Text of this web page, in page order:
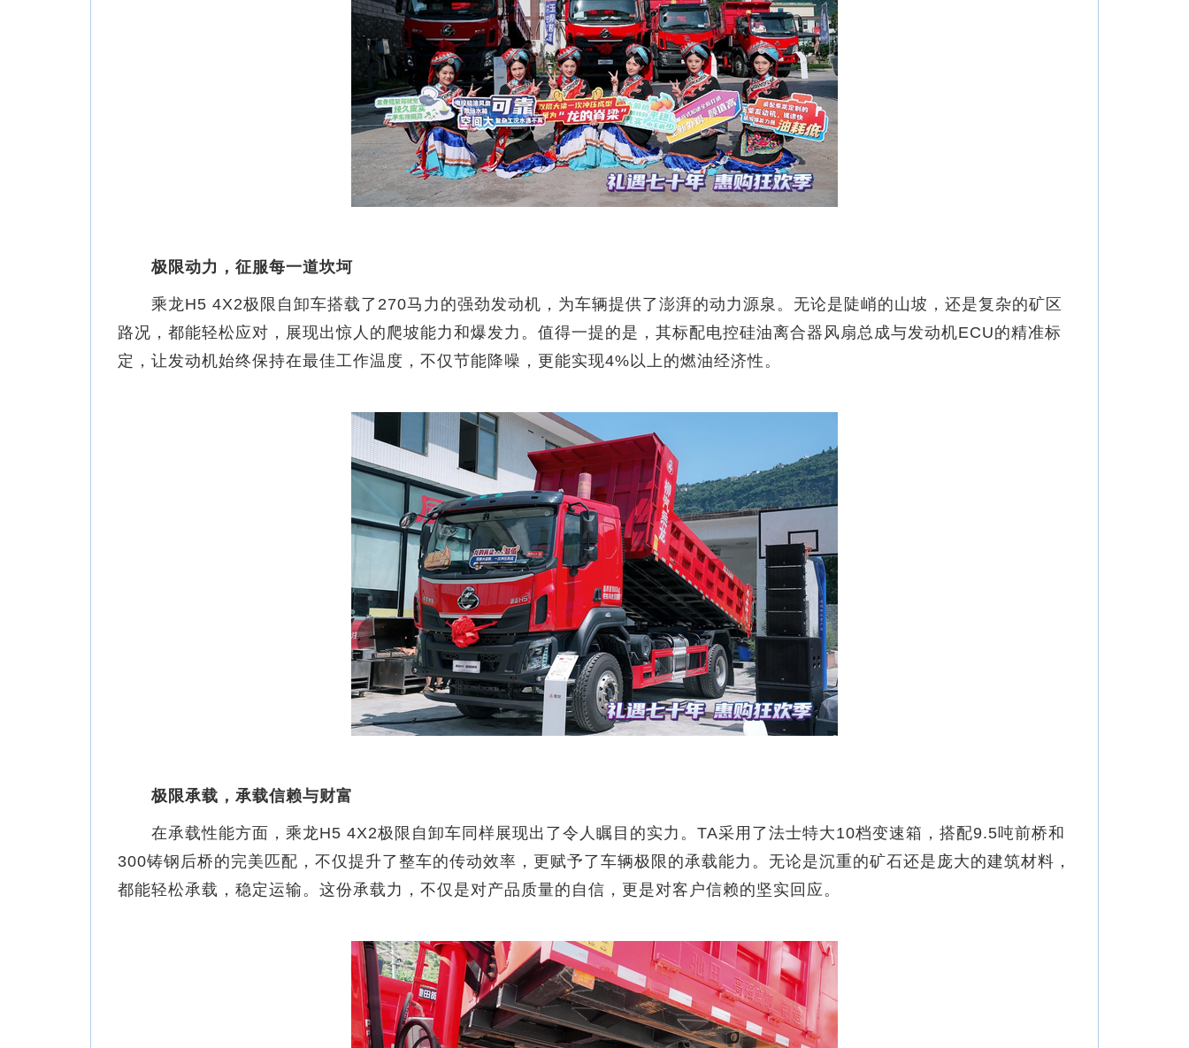
极限动力，征服每一道坎坷
乘龙H5 4X2极限自卸车搭载了270马力的强劲发动机，为车辆提供了澎湃的动力源泉。无论是陡峭的山坡，还是复杂的矿区
路况，都能轻松应对，展现出惊人的爬坡能力和爆发力。值得一提的是，其标配电控硅油离合器风扇总成与发动机ECU的精准标
定，让发动机始终保持在最佳工作温度，不仅节能降噪，更能实现4%以上的燃油经济性。
极限承载，承载信赖与财富
在承载性能方面，乘龙H5 4X2极限自卸车同样展现出了令人瞩目的实力。TA采用了法士特大10档变速箱，搭配9.5吨前桥和
300铸钢后桥的完美匹配，不仅提升了整车的传动效率，更赋予了车辆极限的承载能力。无论是沉重的矿石还是庞大的建筑材料，
都能轻松承载，稳定运输。这份承载力，不仅是对产品质量的自信，更是对客户信赖的坚实回应。